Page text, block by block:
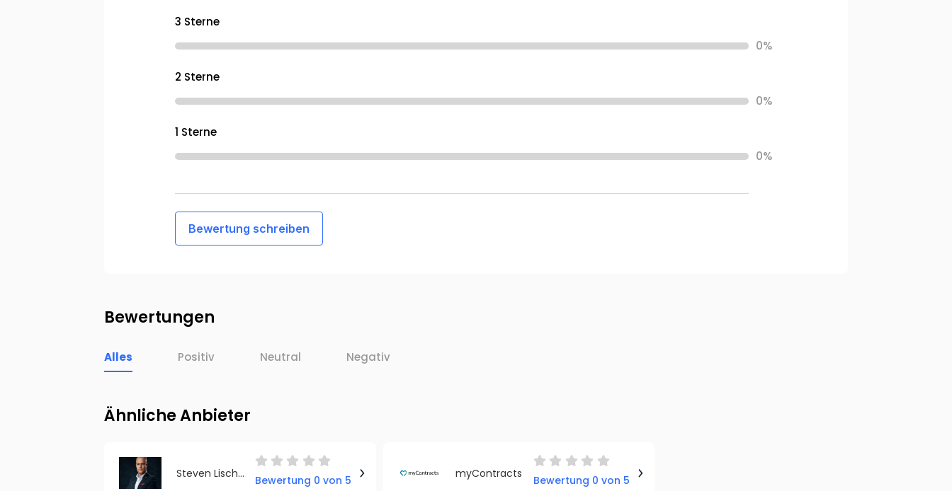
3 Sterne
0%
2 Sterne
0%
1 Sterne
0%
Bewertung schreiben
Bewertungen
Alles Positiv Neutral Negativ
Ähnliche Anbieter
Steven Lischka
Bewertung 0 von 5
myContracts
Bewertung 0 von 5